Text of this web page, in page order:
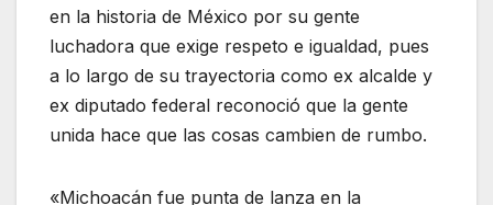
en la historia de México por su gente
luchadora que exige respeto e igualdad, pues
a lo largo de su trayectoria como ex alcalde y
ex diputado federal reconoció que la gente
unida hace que las cosas cambien de rumbo.
«Michoacán fue punta de lanza en la